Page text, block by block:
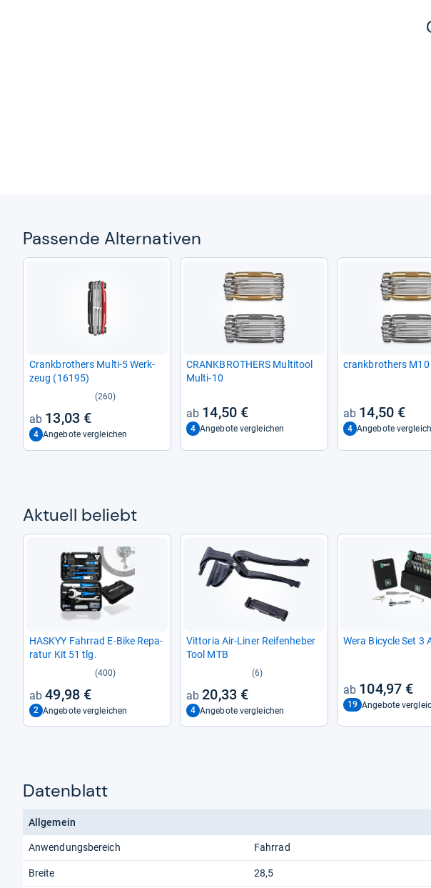
Pas­sende Alter­na­ti­ven
Crank­bro­thers Multi-​5 Werk­
zeug (16195)
(260)
13,03 €
4 Angebote vergleichen
CRANK­BRO­THERS Mul­ti­tool
Multi-​10
14,50 €
4 Angebote vergleichen
crank­bro­thers M10
14,50 €
4 Angebote
Aktu­ell beliebt
HAS­KYY Fahr­rad E-​Bike Repa­
ra­tur Kit 51 tlg.
(400)
49,98 €
2 Angebote vergleichen
Vit­to­ria Air-​Liner Rei­fen­he­ber
Tool MTB
(6)
20,33 €
4 Angebote vergleichen
Wera Bicy­cle Set 3
104,97 €
19 Angebote
Datenblatt
Allgemein
Anwendungsbereich Fahrrad
Breite 28,5